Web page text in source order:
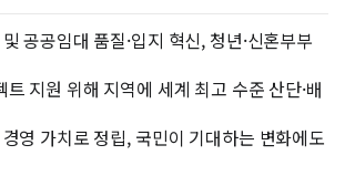
공공임대 품질·입지 혁신, 청년·신혼부부
지원 위해 지역에 세계 최고 수준 산단·배
영 가치로 정립, 국민이 기대하는 변화에도